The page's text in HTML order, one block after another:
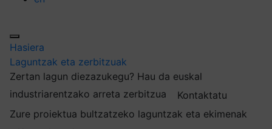
Hasiera
Laguntzak eta zerbitzuak
Zertan lagun diezazukegu? Hau da euskal
industriarentzako arreta zerbitzua
Kontaktatu
Zure proiektua bultzatzeko laguntzak eta ekimenak